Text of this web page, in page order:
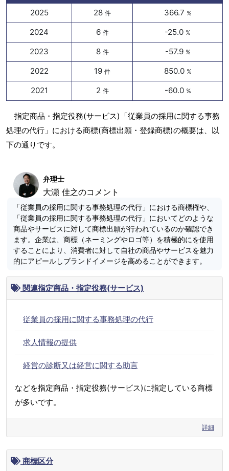
2025
28 件 366.7 %
2024 6 件 -25.0 %
2023 8 件 -57.9 %
2022 19 件 850.0 %
2021 2 件 -60.0 %
指定商品・指定役務(サービス)「従業員の採用に関する事務
処理の代行」における商標(商標出願・登録商標)の概要は、以
下の通りです。
弁理士
大瀬 佳之のコメント
「従業員の採用に関する事務処理の代行」における商標権や、
「従業員の採用に関する事務処理の代行」においてどのような
商品やサービスに対して商標出願が行われているのか確認でき
ます。企業は、商標（ネーミングやロゴ等）を積極的にを使用
することにより、消費者に対して自社の商品やサービスを魅力
的にアピールしブランドイメージを高めることができます。
関連指定商品・指定役務(サービス)
従業員の採用に関する事務処理の代行
求人情報の提供
経営の診断又は経営に関する助言
などを指定商品・指定役務(サービス)に指定している商標
が多いです。
詳細
商標区分